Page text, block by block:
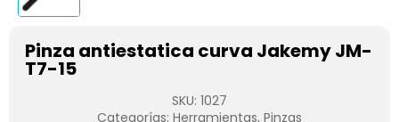
Pinza antiestatica curva Jakemy JM-
T7-15
SKU: 1027
Categorías: Herramientas, Pinzas